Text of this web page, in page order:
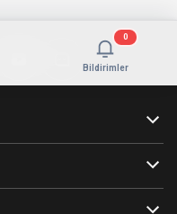
Bildirimler
0